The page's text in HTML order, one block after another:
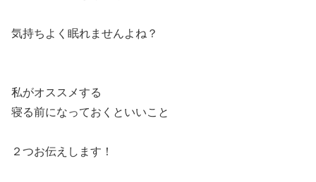
気持ちよく眠れませんよね？
私がオススメする
寝る前になっておくといいこと
２つお伝えします！